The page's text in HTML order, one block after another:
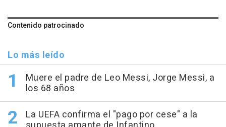
Contenido patrocinado
Lo más leído
Muere el padre de Leo Messi, Jorge Messi, a
los 68 años
La UEFA confirma el "pago por cese" a la